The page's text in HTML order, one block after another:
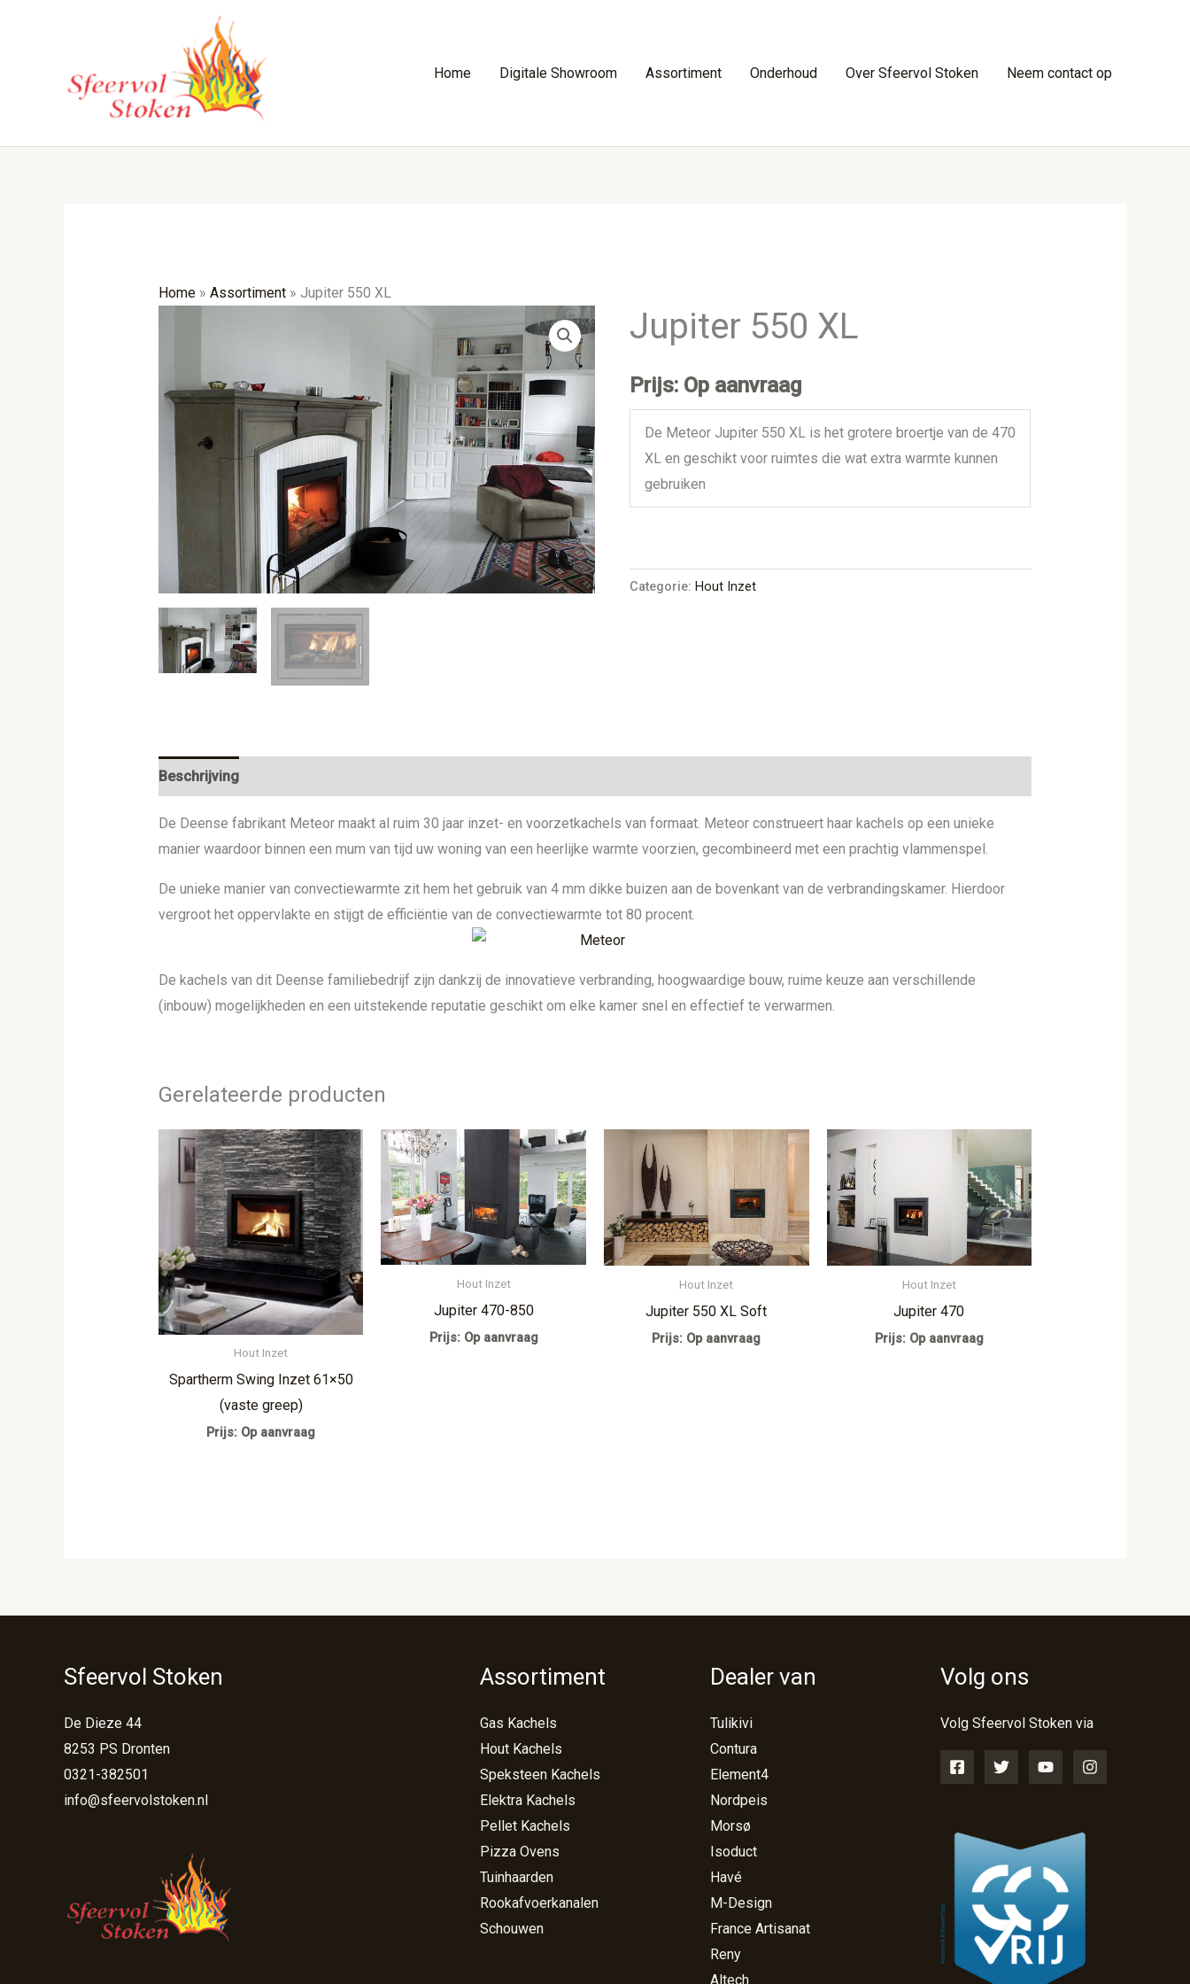
Home Digitale Showroom Assortiment Onderhoud Over Sfeervol Stoken Neem contact op
Home» Assortiment» Jupiter 550 XL
Jupiter 550 XL
Prijs: Op aanvraag
De Meteor Jupiter 550 XL is het grotere broertje van de 470
XL en geschikt voor ruimtes die wat extra warmte kunnen
gebruiken
Categorie: Hout Inzet
Beschrijving
De Deense fabrikant Meteor maakt al ruim 30 jaar inzet- en voorzetkachels van formaat. Meteor construeert haar kachels op een unieke
manier waardoor binnen een mum van tijd uw woning van een heerlijke warmte voorzien, gecombineerd met een prachtig vlammenspel.
De unieke manier van convectiewarmte zit hem het gebruik van 4 mm dikke buizen aan de bovenkant van de verbrandingskamer. Hierdoor
vergroot het oppervlakte en stijgt de efficiëntie van de convectiewarmte tot 80 procent.
De kachels van dit Deense familiebedrijf zijn dankzij de innovatieve verbranding, hoogwaardige bouw, ruime keuze aan verschillende
(inbouw) mogelijkheden en een uitstekende reputatie geschikt om elke kamer snel en effectief te verwarmen.
Gerelateerde producten
Hout Inzet
Spartherm Swing Inzet 61×50
(vaste greep)
Prijs: Op aanvraag
Hout Inzet
Jupiter 470-850
Prijs: Op aanvraag
Hout Inzet
Jupiter 550 XL Soft
Prijs: Op aanvraag
Hout Inzet
Jupiter 470
Prijs: Op aanvraag
Sfeervol Stoken
De Dieze 44
8253 PS Dronten
0321-382501
info@sfeervolstoken.nl
Assortiment
Gas Kachels
Hout Kachels
Speksteen Kachels
Elektra Kachels
Pellet Kachels
Pizza Ovens
Tuinhaarden
Rookafvoerkanalen
Schouwen
Dealer van
Tulikivi
Contura
Element4
Nordpeis
Morsø
Isoduct
Havé
M-Design
France Artisanat
Reny
Altech
Volg ons
Volg Sfeervol Stoken via